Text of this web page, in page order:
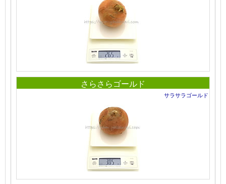
さらさらゴールド
サラサラゴールド